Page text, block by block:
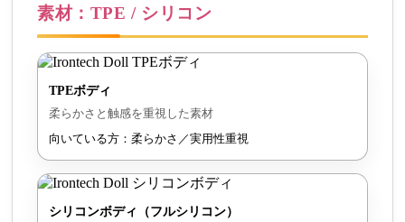
素材：TPE / シリコン
TPEボディ
柔らかさと触感を重視した素材
向いている方：柔らかさ／実用性重視
シリコンボディ（フルシリコン）